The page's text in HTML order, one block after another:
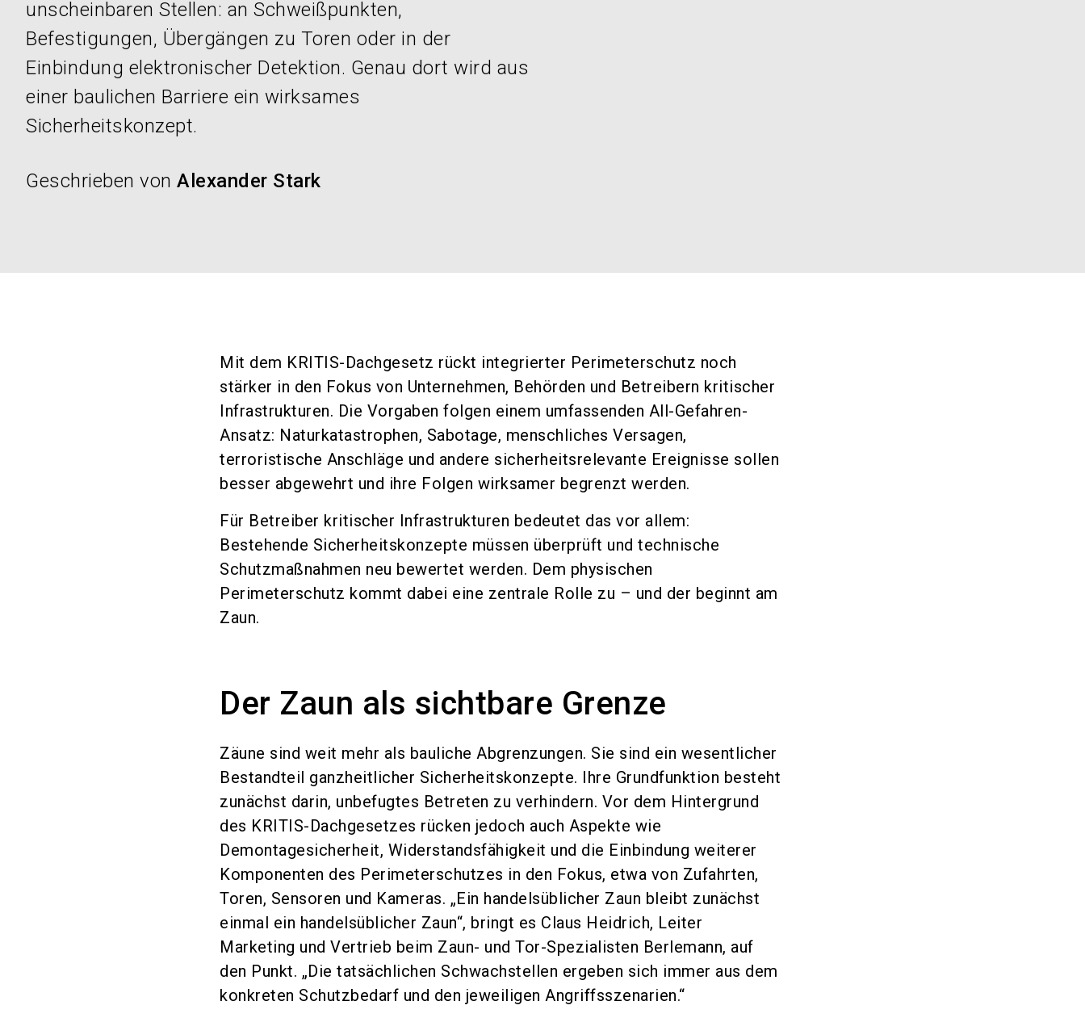
unscheinbaren Stellen: an Schweißpunkten,
Befestigungen, Übergängen zu Toren oder in der
Einbindung elektronischer Detektion. Genau dort wird aus
einer baulichen Barriere ein wirksames
Sicherheitskonzept.
Geschrieben von Alexander Stark
Mit dem KRITIS-Dachgesetz rückt integrierter Perimeterschutz noch
stärker in den Fokus von Unternehmen, Behörden und Betreibern kritischer
Infrastrukturen. Die Vorgaben folgen einem umfassenden All-Gefahren-
Ansatz: Naturkatastrophen, Sabotage, menschliches Versagen,
terroristische Anschläge und andere sicherheitsrelevante Ereignisse sollen
besser abgewehrt und ihre Folgen wirksamer begrenzt werden.
Für Betreiber kritischer Infrastrukturen bedeutet das vor allem:
Bestehende Sicherheitskonzepte müssen überprüft und technische
Schutzmaßnahmen neu bewertet werden. Dem physischen
Perimeterschutz kommt dabei eine zentrale Rolle zu – und der beginnt am
Zaun.
Der Zaun als sichtbare Grenze
Zäune sind weit mehr als bauliche Abgrenzungen. Sie sind ein wesentlicher
Bestandteil ganzheitlicher Sicherheitskonzepte. Ihre Grundfunktion besteht
zunächst darin, unbefugtes Betreten zu verhindern. Vor dem Hintergrund
des KRITIS-Dachgesetzes rücken jedoch auch Aspekte wie
Demontagesicherheit, Widerstandsfähigkeit und die Einbindung weiterer
Komponenten des Perimeterschutzes in den Fokus, etwa von Zufahrten,
Toren, Sensoren und Kameras. „Ein handelsüblicher Zaun bleibt zunächst
einmal ein handelsüblicher Zaun“, bringt es Claus Heidrich, Leiter
Marketing und Vertrieb beim Zaun- und Tor-Spezialisten Berlemann, auf
den Punkt. „Die tatsächlichen Schwachstellen ergeben sich immer aus dem
konkreten Schutzbedarf und den jeweiligen Angriffsszenarien.“